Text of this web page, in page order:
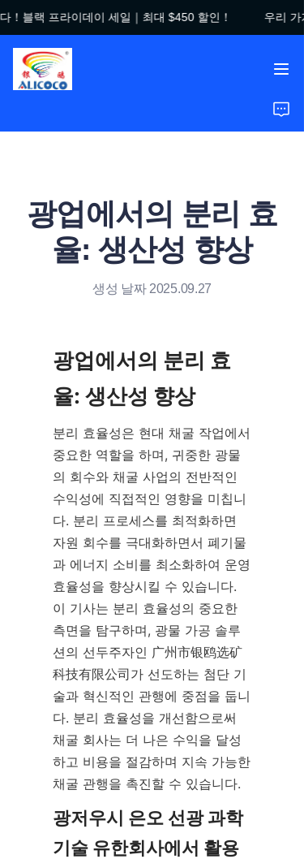
블랙 프라이데이 세일｜최대 $450 할인！
우리 가
우리 가게에 오신 것을
이데이 세일｜최대
광업에서의 분리 효
율: 생산성 향상
생성 날짜 2025.09.27
광업에서의 분리 효
율: 생산성 향상
분리 효율성은 현대 채굴 작업에서
중요한 역할을 하며, 귀중한 광물
의 회수와 채굴 사업의 전반적인
수익성에 직접적인 영향을 미칩니
다. 분리 프로세스를 최적화하면
자원 회수를 극대화하면서 폐기물
과 에너지 소비를 최소화하여 운영
효율성을 향상시킬 수 있습니다.
이 기사는 분리 효율성의 중요한
측면을 탐구하며, 광물 가공 솔루
션의 선두주자인 广州市银鸥选矿
科技有限公司가 선도하는 첨단 기
술과 혁신적인 관행에 중점을 둡니
다. 분리 효율성을 개선함으로써
채굴 회사는 더 나은 수익을 달성
하고 비용을 절감하며 지속 가능한
채굴 관행을 촉진할 수 있습니다.
광저우시 은오 선광 과학
기술 유한회사에서 활용
홈
제품
성공 사례
회사 소개
자주 묻는 질문